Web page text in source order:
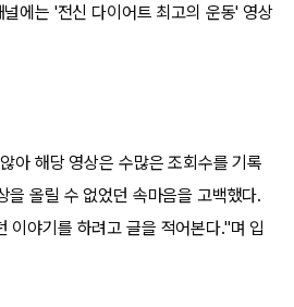
에는 '전신 다이어트 최고의 운동' 영상
아 해당 영상은 수많은 조회수를 기록
을 올릴 수 없었던 속마음을 고백했다.
이야기를 하려고 글을 적어본다."며 입